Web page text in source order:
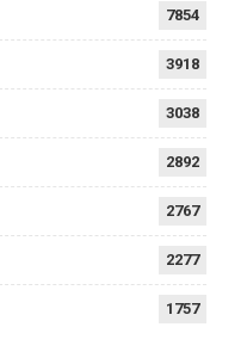
7854
3918
3038
2892
2767
2277
1757